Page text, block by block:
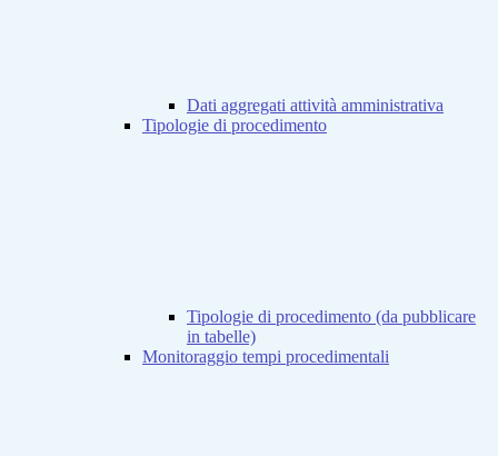
Dati aggregati attività amministrativa
Tipologie di procedimento
Tipologie di procedimento (da pubblicare
in tabelle)
Monitoraggio tempi procedimentali